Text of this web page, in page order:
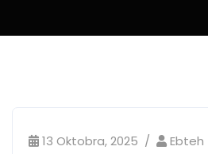
13 Oktobra, 2025 Ebteh